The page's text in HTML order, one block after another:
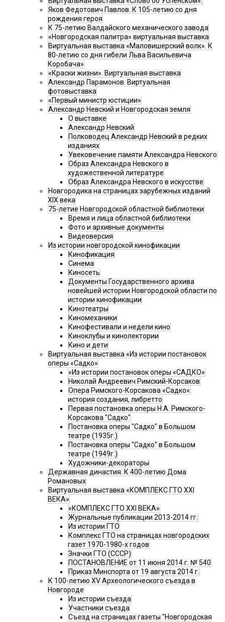
Яков Федотович Павлов. К 105-летию со дня
рождения героя
К 75-летию Валдайского механического завода
«Новгородская палитра» виртуальная выставка
Виртуальная выставка «Маловишерский волк». К
80-летию со дня гибели Льва Васильевича
Коробача»
«Краски жизни». Виртуальная выставка
Александр Парамонов. Виртуальная
фотовыставка
«Первый министр юстиции»
Александр Невский и Новгородская земля
О выставке
Александр Невский
Полководец Александр Невский в редких
изданиях
Увековечение памяти Александра Невского
Образ Александра Невского в
художественной литературе
Образ Александра Невского в искусстве
Новгородика на страницах зарубежных изданий
XIX века
75-летие Новгородской областной библиотеки
Время и лица областной библиотеки
Фото и архивные документы
Видеоверсия
Из истории новгородской кинофикации
Кинофикация
Синема
Киносеть
Документы Государственного архива
новейшей истории Новгородской области по
истории кинофикации
Кинотеатры
Киномеханики
Кинофестивали и недели кино
Киноклубы и кинолектории
Кино и дети
Виртуальная выставка «Из истории постановок
оперы «Садко»
«Из истории постановок оперы «САДКО»
Николай Андреевич Римский-Корсаков
Опера Римского-Корсакова «Садко»:
история создания, либретто
Первая постановка оперы Н.А. Римского-
Корсакова "Садко"
Постановка оперы "Садко" в Большом
театре (1935г.)
Постановка оперы "Садко" в Большом
театре (1949г.)
Художники-декораторы
Державная династия. К 400-летию Дома
Романовых
Виртуальная выставка «КОМПЛЕКС ГТО XXI
ВЕКА»
«КОМПЛЕКС ГТО XXI ВЕКА»
Журнальные публикации 2013-2014 гг.
Из истории ГТО
Комплекс ГТО на страницах новгородских
газет 1970-1980-х годов
Значки ГТО (СССР)
ПОСТАНОВЛЕНИЕ от 11 июня 2014 г. № 540
Приказ Минспорта от 19 августа 2014 г.
К 100-летию XV Археологического съезда в
Новгороде
Из истории съезда
Участники съезда
Cъезд на страницах газеты "Новгородская